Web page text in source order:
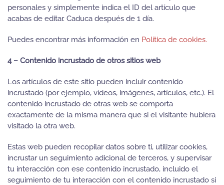
personales y simplemente indica el ID del artículo que
acabas de editar. Caduca después de 1 día.
Puedes encontrar más información en Política de cookies.
4 – Contenido incrustado de otros sitios web
Los artículos de este sitio pueden incluir contenido
incrustado (por ejemplo, vídeos, imágenes, artículos, etc.). El
contenido incrustado de otras web se comporta
exactamente de la misma manera que si el visitante hubiera
visitado la otra web.
Estas web pueden recopilar datos sobre ti, utilizar cookies,
incrustar un seguimiento adicional de terceros, y supervisar
tu interacción con ese contenido incrustado, incluido el
seguimiento de tu interacción con el contenido incrustado si